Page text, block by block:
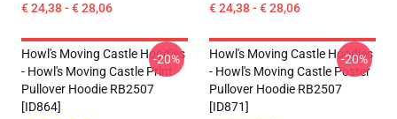
€ 24,38 - € 28,06 € 24,38 - € 28,06
Howl's Moving Castle Hoodies
- Howl's Moving Castle Print
Pullover Hoodie RB2507
[ID864]
-20%
Howl's Moving Castle Hoodies
- Howl's Moving Castle Poster
Pullover Hoodie RB2507
[ID871]
-20%